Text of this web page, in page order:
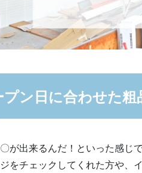
プン日に合わせた粗
が出来るんだ！といった感じで
をチェックしてくれた方や、